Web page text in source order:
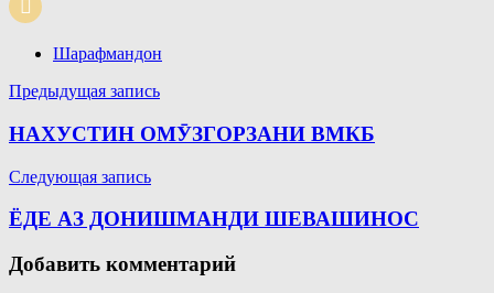
Шарафмандон
Навигация
по
Предыдущая запись
НАХУСТИН ОМӮЗГОРЗАНИ ВМКБ
Следующая запись
ЁДЕ АЗ ДОНИШМАНДИ ШЕВАШИНОС
Добавить комментарий